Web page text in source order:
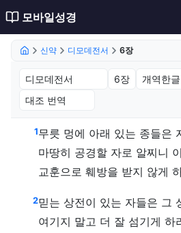
모바일성경
신약 디모데전서 6장
디모데전서 6장 (
1무릇 멍에 아래 있는 종들은
마땅히 공경할 자로 알찌니
교훈으로 훼방을 받지 않게
2믿는 상전이 있는 자들은 그
여기지 말고 더 잘 섬기게 하